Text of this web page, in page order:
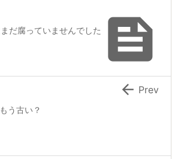

だ腐っていませんでした
う古い？
 Prev